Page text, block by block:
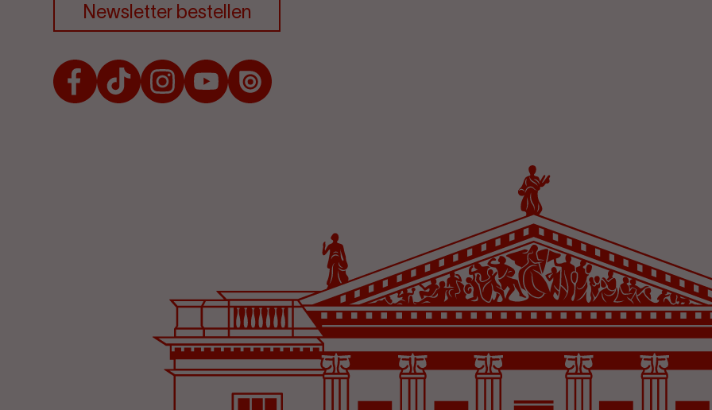
Newsletter bestellen
Facebook
TikTokInstagram
Youtube
Issuu